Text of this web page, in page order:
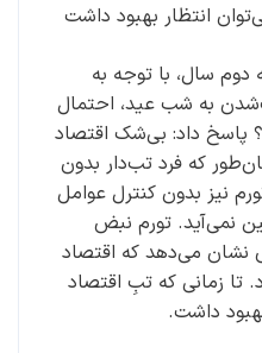
انتظار بهبود داشت
دوم سال، با توجه به
به شب عید، احتمال
پاسخ داد: بی‌شک اقتصاد
که فرد تب‌دار بدون
نیز بدون کنترل عوامل
نمی‌آید. تورم نبض
نشان می‌دهد که اقتصاد
تا زمانی که تبِ اقتصاد
داشت.